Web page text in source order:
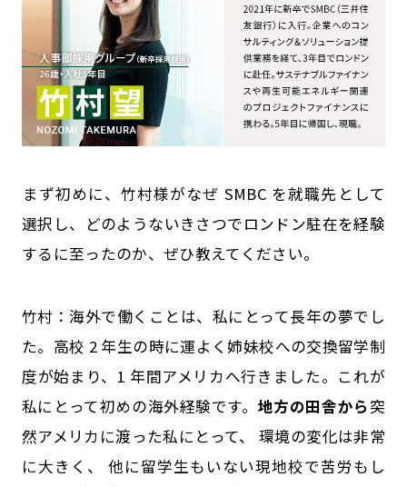
――まず初めに、竹村様がなぜ SMBC を就職先として
選択し、どのようないきさつでロンドン駐在を経験
するに至ったのか、ぜひ教えてください。
竹村：海外で働くことは、私にとって長年の夢でし
た。高校 2 年生の時に運よく姉妹校への交換留学制
度が始まり、1 年間アメリカへ行きました。これが
私にとって初めの海外経験です。 地方の田舎から突
然アメリカに渡った私にとって、 環境の変化は非常
に大きく、
他に留学生もいない現地校で苦労もし